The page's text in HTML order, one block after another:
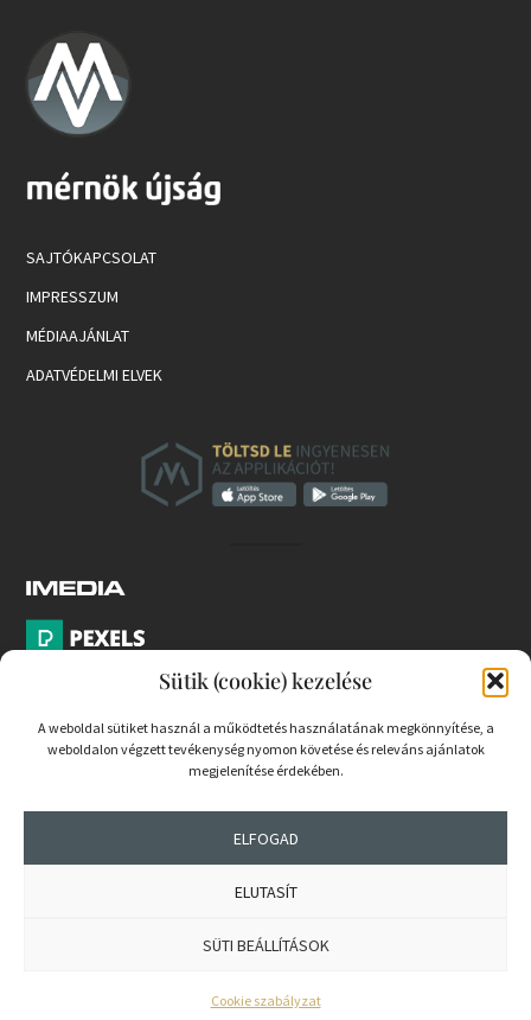
Sütik (cookie) kezelése
A weboldal sütiket használ a működtetés használatának megkönnyítése, a
weboldalon végzett tevékenység nyomon követése és releváns ajánlatok
megjelenítése érdekében.
ELFOGAD
ELUTASÍT
SÜTI BEÁLLÍTÁSOK
Cookie szabályzat
SAJTÓKAPCSOLAT
IMPRESSZUM
MÉDIAAJÁNLAT
ADATVÉDELMI ELVEK
PARTNEREK